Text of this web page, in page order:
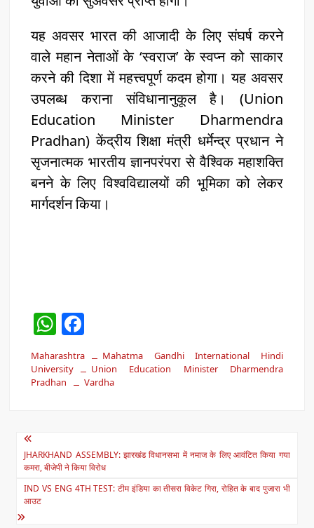
यह अवसर भारत की आजादी के लिए संघर्ष करने
वाले महान नेताओं के ‘स्वराज’ के स्वप्न को साकार
करने की दिशा में महत्त्वपूर्ण कदम होगा। यह अवसर
उपलब्ध कराना संविधानानुकूल है। (Union
Education Minister Dharmendra
Pradhan) केंद्रीय शिक्षा मंत्री धर्मेन्द्र प्रधान ने
सृजनात्मक भारतीय ज्ञानपरंपरा से वैश्विक महाशक्ति
बनने के लिए विश्वविद्यालयों की भूमिका को लेकर
मार्गदर्शन किया।
W
h
at
s
p
c
e
o
k
Maharashtra
Mahatma Gandhi International Hindi
University
Union Education Minister Dharmendra
Pradhan
Vardha
Post
navigation
JHARKHAND ASSEMBLY: झारखंड विधानसभा में नमाज के लिए आवंटित किया गया
कमरा, बीजेपी ने किया विरोध
IND VS ENG 4TH TEST: टीम इंडिया का तीसरा विकेट गिरा, रोहित के बाद पुजारा भी
आउट